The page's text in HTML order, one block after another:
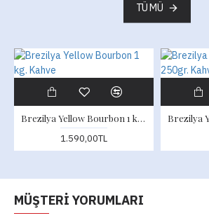
TÜMÜ
Brezilya Yellow Bourbon 1 kg. Kahve
1.590,00TL
MÜŞTERI YORUMLARI